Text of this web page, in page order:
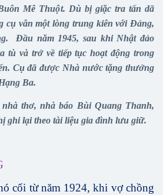
Mê Thuột. Dù bị giặc tra tấn dã
cụ vẫn một lòng trung kiên với Đảng,
Đầu năm 1945, sau khi Nhật đảo
tù và trở về tiếp tục hoạt động trong
Cụ đã được Nhà nước tặng thưởng
Ba.
thơ, nhà báo Bùi Quang Thanh,
ghi lại theo tài liệu gia đình lưu giữ.
cối từ năm 1924, khi vợ chồng